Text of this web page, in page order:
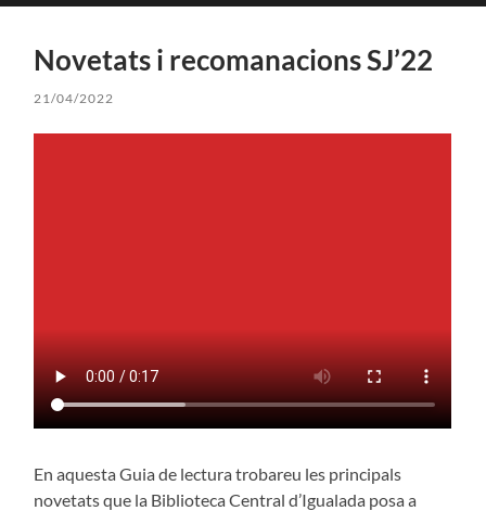
mobile
Novetats i recomanacions SJ’22
21/04/2022
En aquesta Guia de lectura trobareu les principals
novetats que la Biblioteca Central d’Igualada posa a